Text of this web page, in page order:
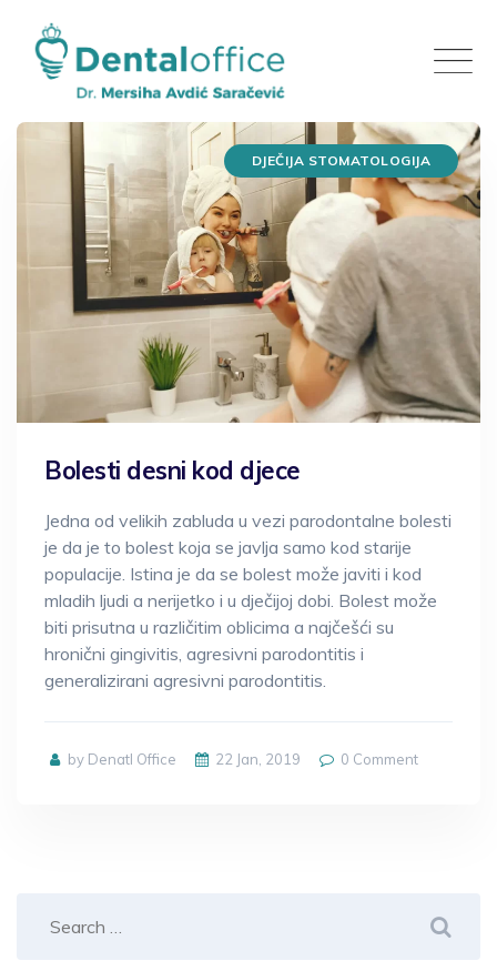
content
DJEČIJA STOMATOLOGIJA
Bolesti desni kod djece
Jedna od velikih zabluda u vezi parodontalne bolesti
je da je to bolest koja se javlja samo kod starije
populacije. Istina je da se bolest može javiti i kod
mladih ljudi a nerijetko i u dječijoj dobi. Bolest može
biti prisutna u različitim oblicima a najčešći su
hronični gingivitis, agresivni parodontitis i
generalizirani agresivni parodontitis.
by Denatl Office 22 Jan, 2019 0 Comment